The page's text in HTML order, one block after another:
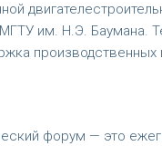
им. Н.Э. Баумана.
форум — это